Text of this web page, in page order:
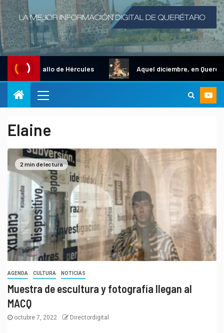
Gallo de Hércules Aquel diciembre, en Querétaro
Elaine
2 min de lectura
AGENDA CULTURA NOTICIAS
Muestra de escultura y fotografía llegan al
MACQ
octubre 7, 2022 Directordigital